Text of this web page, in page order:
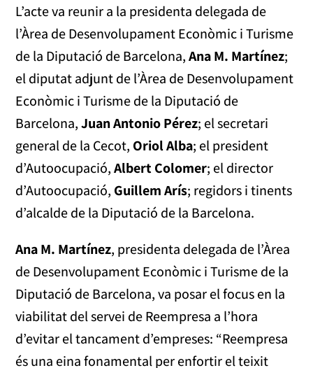
L’acte va reunir a la presidenta delegada de
l’Àrea de Desenvolupament Econòmic i Turisme
de la Diputació de Barcelona,Ana M. Martínez;
el diputat adjunt de l’Àrea de Desenvolupament
Econòmic i Turisme de la Diputació de
Barcelona,Juan Antonio Pérez; el secretari
general de la Cecot, Oriol Alba; el president
d’Autoocupació,Albert Colomer; el director
d’Autoocupació, Guillem Arís; regidors i tinents
d’alcalde de la Diputació de la Barcelona.
Ana M. Martínez, presidenta delegada de l’Àrea
de Desenvolupament Econòmic i Turisme de la
Diputació de Barcelona, va posar el focus en la
viabilitat del servei de Reempresa a l’hora
d’evitar el tancament d’empreses: “Reempresa
és una eina fonamental per enfortir el teixit